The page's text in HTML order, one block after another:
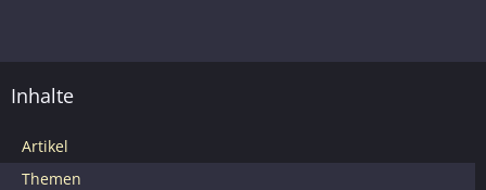
Inhalte
Artikel
Themen